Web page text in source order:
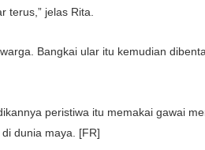
terus,” jelas Rita.
Bangkai ular itu kemudian
peristiwa itu memakai gawai
dunia maya. [FR]